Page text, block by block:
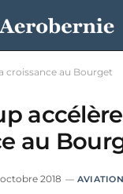
croissance au Bourget
au
2018